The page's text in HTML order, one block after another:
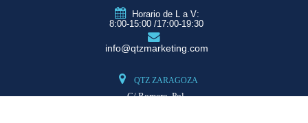
Horario de L a V:
8:00-15:00 /17:00-19:30
info@qtzmarketing.com
QTZ ZARAGOZA
C/ Romero, Pol.